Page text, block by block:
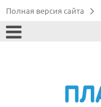
Полная версия сайта